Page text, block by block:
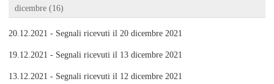
dicembre (16)
20.12.2021 - Segnali ricevuti il 20 dicembre 2021
19.12.2021 - Segnali ricevuti il 13 dicembre 2021
13.12.2021 - Segnali ricevuti il 12 dicembre 2021